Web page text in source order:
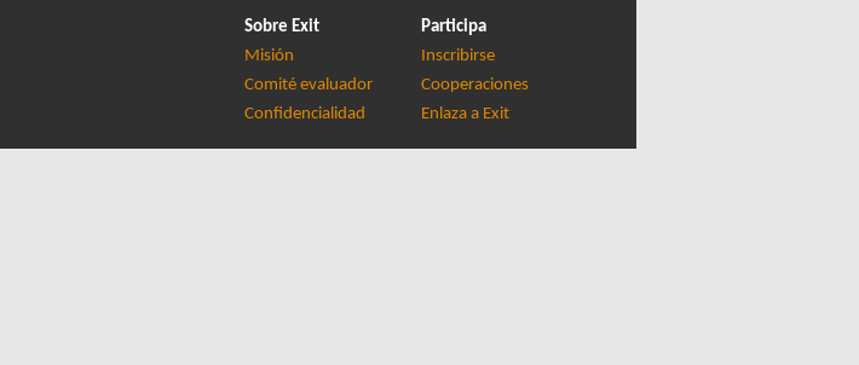
Sobre Exit
Misión
Comité evaluador
Confidencialidad
Participa
Inscribirse
Cooperaciones
Enlaza a Exit